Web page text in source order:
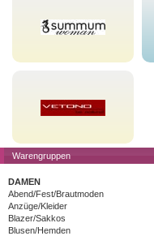
Warengruppen
DAMEN
Abend/Fest/Brautmoden
Anzüge/Kleider
Blazer/Sakkos
Blusen/Hemden